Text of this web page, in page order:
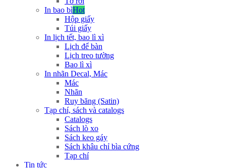
In bao bìHot
Hộp giấy
Túi giấy
In lịch tết, bao lì xì
Lịch để bàn
Lịch treo tường
Bao lì xì
In nhãn Decal, Mác
Mác
Nhãn
Ruy băng (Satin)
Tạp chí, sách và catalogs
Catalogs
Sách lò xo
Sách keo gáy
Sách khâu chỉ bìa cứng
Tạp chí
Tin tức